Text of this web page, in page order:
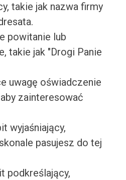
takie jak nazwa firmy
powitanie lub
takie jak "Drogi Panie
uwagę oświadczenie
zainteresować
wyjaśniający,
pasujesz do tej
podkreślający,